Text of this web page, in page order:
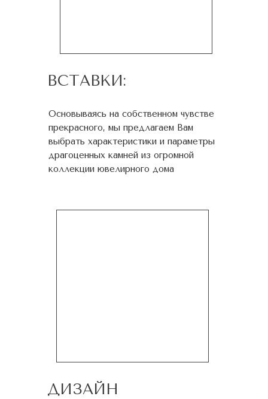
ВСТАВКИ:
Основываясь на собственном чувстве
прекрасного, мы предлагаем Вам
выбрать характеристики и параметры
драгоценных камней из огромной
коллекции ювелирного дома
ДИЗАЙН